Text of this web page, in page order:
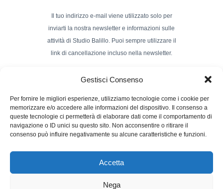
Gestisci Consenso
Per fornire le migliori esperienze, utilizziamo tecnologie come i cookie per
memorizzare e/o accedere alle informazioni del dispositivo. Il consenso a
queste tecnologie ci permetterà di elaborare dati come il comportamento di
navigazione o ID unici su questo sito. Non acconsentire o ritirare il
consenso può influire negativamente su alcune caratteristiche e funzioni.
Accetta
Nega
Il tuo indirizzo e-mail viene utilizzato solo per
inviarti la nostra newsletter e informazioni sulle
attività di Studio Balillo. Puoi sempre utilizzare il
link di cancellazione incluso nella newsletter.
Nome e Cognome